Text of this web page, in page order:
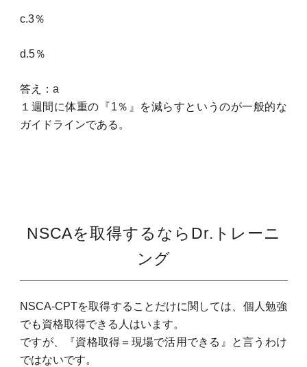
c.3％
d.5％
答え：a
１週間に体重の『1％』を減らすというのが一般的な
ガイドラインである。
NSCAを取得するならDr.トレーニ
ング
NSCA-CPTを取得することだけに関しては、個人勉強
でも資格取得できる人はいます。
ですが、『資格取得＝現場で活用できる』と言うわけ
ではないです。